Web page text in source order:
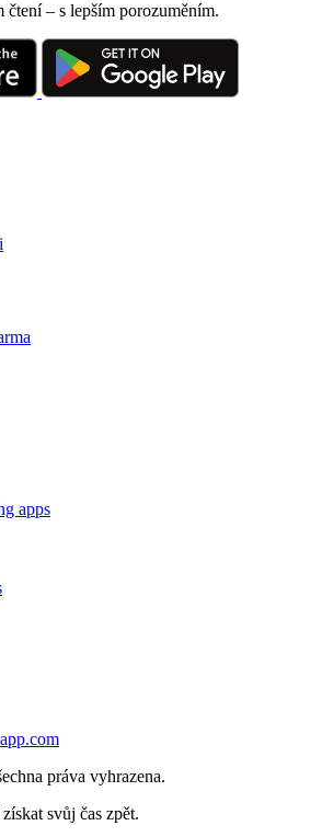
čtení – s lepším porozuměním.
apps
práva vyhrazena.
svůj čas zpět.